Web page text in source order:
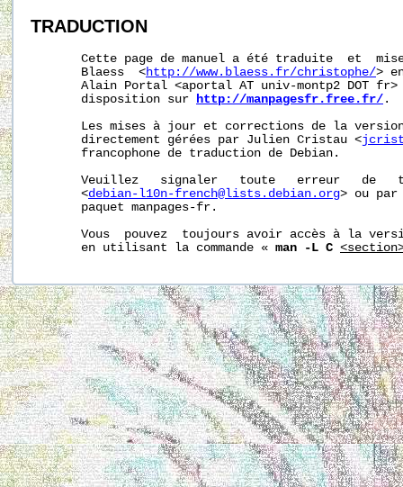
TRADUCTION
Cette page de manuel a été traduite  et
       Blaess  <
http://www.blaess.fr/christophe/>
Alain Portal <aportal AT univ-montp2 DOT
       disposition sur
http://manpagesfr.free.fr/ .
Les mises à jour et corrections de la
       directement gérées par Julien Cristau <
       francophone de traduction de Debian.
Veuillez   signaler   toute   erreur   de
       <
debian-l10n-french@lists.debian.org> ou par
       paquet manpages-fr.
Vous  pouvez  toujours avoir accès à la
       en utilisant la commande «
man -L C